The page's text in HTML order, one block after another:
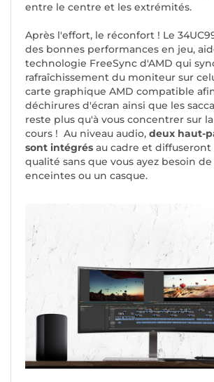
entre le centre et les extrémités.
Après l'effort, le réconfort ! Le
des bonnes performances en jeu,
technologie FreeSync d'AMD qui
rafraîchissement du moniteur sur
carte graphique AMD compatible
déchirures d'écran ainsi que les
reste plus qu'à vous concentrer sur
cours ! Au niveau audio, deux haut-
sont intégrés au cadre et diffuseront
qualité sans que vous ayez besoin
enceintes ou un casque.